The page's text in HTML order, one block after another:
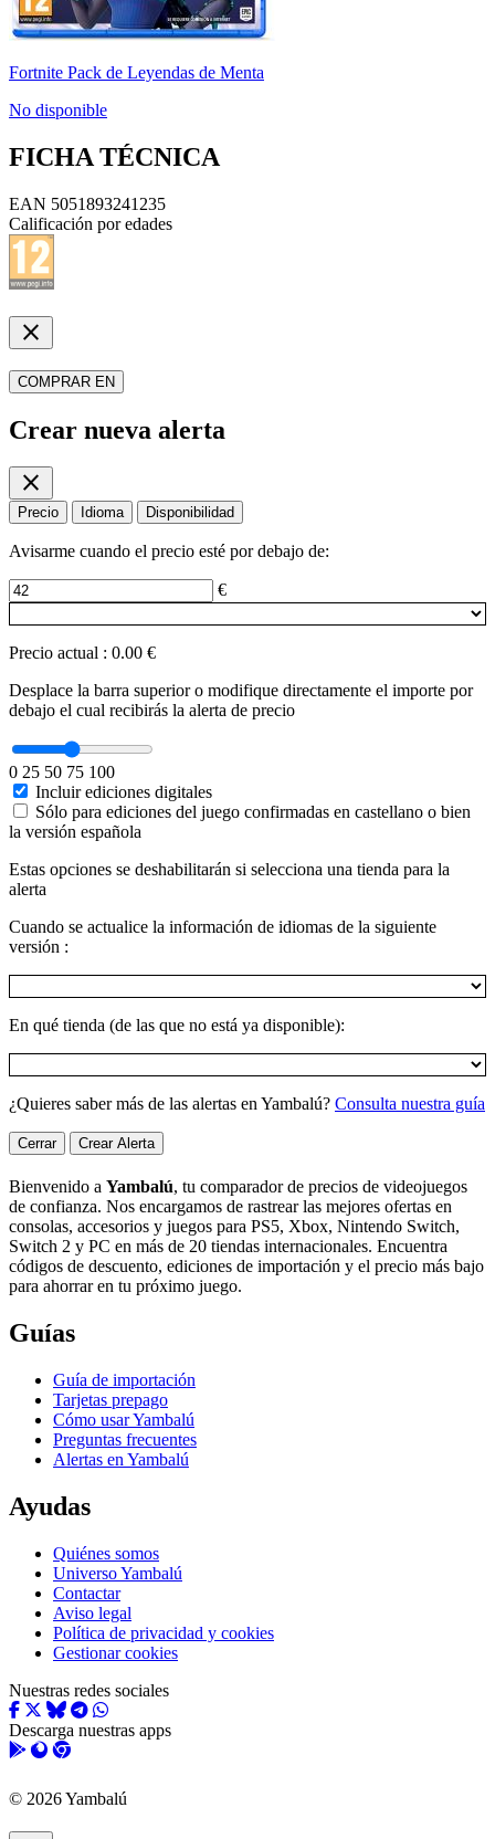
Fortnite Pack de Leyendas de Menta
No disponible
FICHA TÉCNICA
EAN 5051893241235
Calificación por edades
close
COMPRAR EN
Crear nueva alerta
close
Precio Idioma Disponibilidad
Avisarme cuando el precio esté por debajo de:
€
Precio actual : 0.00 €
Desplace la barra superior o modifique directamente el importe por
debajo el cual recibirás la alerta de precio
0 25 50 75 100
Incluir ediciones digitales
Sólo para ediciones del juego confirmadas en castellano o bien
la versión española
Estas opciones se deshabilitarán si selecciona una tienda para la
alerta
Cuando se actualice la información de idiomas de la siguiente
versión :
En qué tienda (de las que no está ya disponible):
¿Quieres saber más de las alertas en Yambalú? Consulta nuestra guía
Cerrar Crear Alerta
Bienvenido a Yambalú, tu comparador de precios de videojuegos
de confianza. Nos encargamos de rastrear las mejores ofertas en
consolas, accesorios y juegos para PS5, Xbox, Nintendo Switch,
Switch 2 y PC en más de 20 tiendas internacionales. Encuentra
códigos de descuento, ediciones de importación y el precio más bajo
para ahorrar en tu próximo juego.
Guías
Guía de importación
Tarjetas prepago
Cómo usar Yambalú
Preguntas frecuentes
Alertas en Yambalú
Ayudas
Quiénes somos
Universo Yambalú
Contactar
Aviso legal
Política de privacidad y cookies
Gestionar cookies
Nuestras redes sociales
Descarga nuestras apps
© 2026 Yambalú